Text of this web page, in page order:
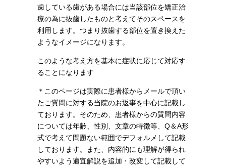
歯している歯がある場合には当該部位を矯正治
療の為に抜歯したものと考えてそのスペースを
利用します。つまり抜歯する部位を置き換えた
ようなイメージになります。
このような考え方を基本に症状に応じて対応す
ることになります
＊このページは実際に患者様からメールで頂い
たご質問に対する当院のお返事を中心に記載し
ております。そのため、患者様からの質問内容
については年齢、性別、文章の特徴等、Q＆A形
式で考えて問題ない範囲でデフォルメして記載
しております。また、内容的にも理解が得られ
やすいよう適宜解説を追加・改変して記載して